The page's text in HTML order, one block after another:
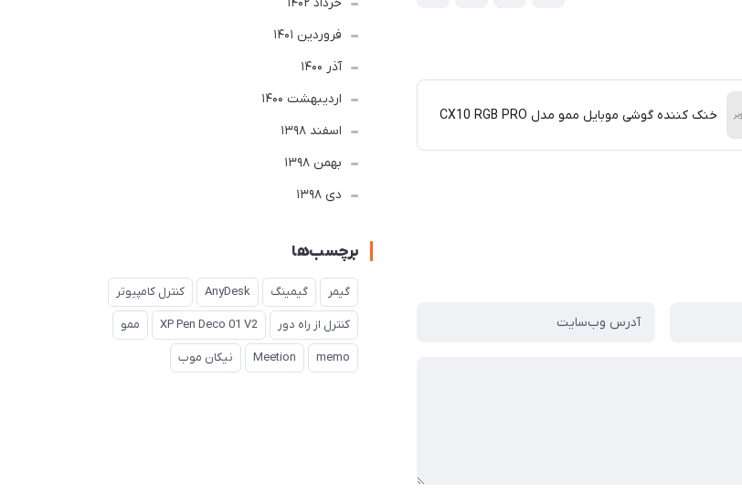
خنک کننده گوشی موبایل ممو مدل CX10 RGB PRO
فروردین 1401
آذر 1400
ارديبهشت 1400
اسفند 1398
بهمن 1398
دی 1398
برچسب‌ها
گیمر گیمینگ AnyDesk کنترل کامپیوتر
کنترل از راه دور XP Pen Deco 01 V2 ممو
memo
Meetion نیکان موب